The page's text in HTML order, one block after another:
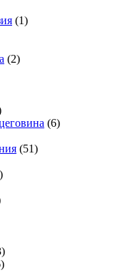
(1)
(2)
(6)
(51)